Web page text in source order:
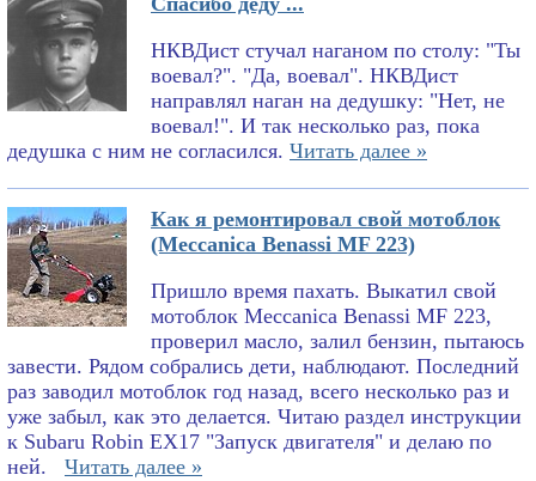
НКВДист стучал наганом по столу: "Ты
воевал?". "Да, воевал". НКВДист
направлял наган на дедушку: "Нет, не
воевал!". И так несколько раз, пока
дедушка с ним не согласился. Читать далее »
Как я ремонтировал свой мотоблок
(Meccanica Benassi MF 223)
Пришло время пахать. Выкатил свой
мотоблок Meccanica Benassi MF 223,
проверил масло, залил бензин, пытаюсь
завести. Рядом собрались дети, наблюдают. Последний
раз заводил мотоблок год назад, всего несколько раз и
уже забыл, как это делается. Читаю раздел инструкции
к Subaru Robin EX17 "Запуск двигателя" и делаю по
ней.
Читать далее »